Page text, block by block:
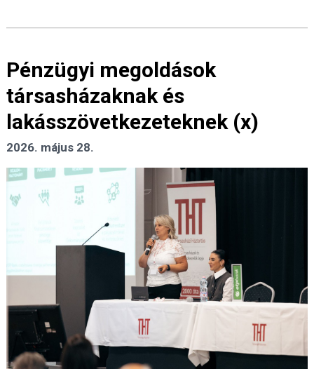
Pénzügyi megoldások
társasházaknak és
lakásszövetkezeteknek (x)
2026. május 28.